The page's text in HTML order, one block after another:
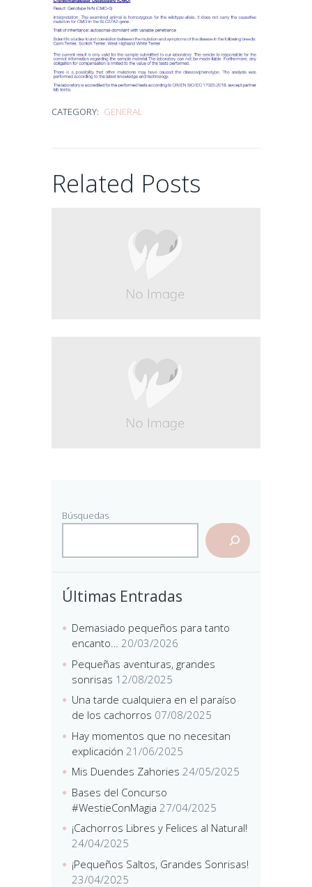
CATEGORY: GENERAL
Related Posts
Demasiado
pequeños para
tanto encanto…
20/03/2026
cualquiera en el
paraíso de los
Búsquedas
Últimas Entradas
Demasiado pequeños para tanto
encanto… 20/03/2026
Pequeñas aventuras, grandes
sonrisas 12/08/2025
Una tarde cualquiera en el paraíso
de los cachorros 07/08/2025
Hay momentos que no necesitan
explicación 21/06/2025
Mis Duendes Zahories 24/05/2025
Bases del Concurso
#WestieConMagia 27/04/2025
¡Cachorros Libres y Felices al Natural!
24/04/2025
¡Pequeños Saltos, Grandes Sonrisas!
23/04/2025